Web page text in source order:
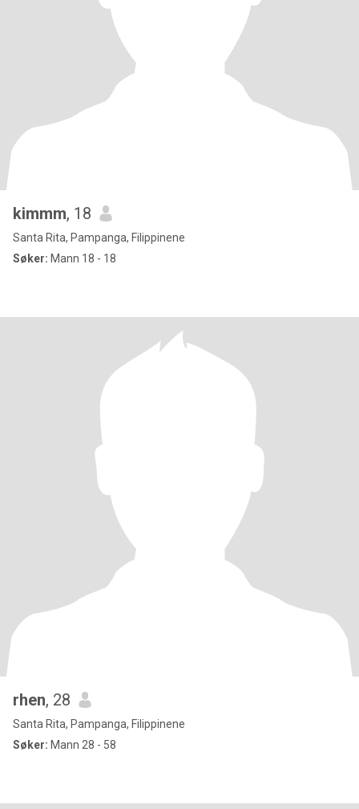
kimmm, 18
Santa Rita, Pampanga, Filippinene
Søker: Mann 18 - 18
rhen, 28
Santa Rita, Pampanga, Filippinene
Søker: Mann 28 - 58